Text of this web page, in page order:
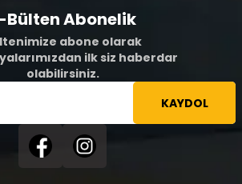
Bülten Abonelik
abone olarak
ilk siz haberdar
olabilirsiniz.
KAYDOL